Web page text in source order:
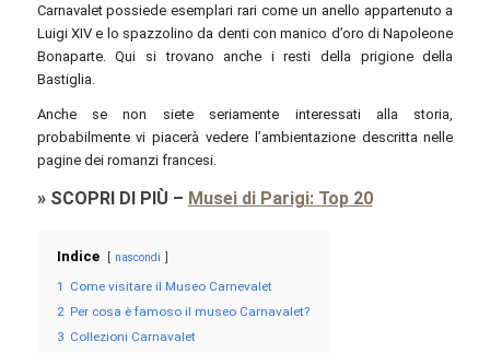
Carnavalet possiede esemplari rari come un anello appartenuto a
Luigi XIV e lo spazzolino da denti con manico d’oro di Napoleone
Bonaparte. Qui si trovano anche i resti della prigione della
Bastiglia.
Anche se non siete seriamente interessati alla storia,
probabilmente vi piacerà vedere l’ambientazione descritta nelle
pagine dei romanzi francesi.
» SCOPRI DI PIÙ – Musei di Parigi: Top 20
Indice nascondi
1
Come visitare il Museo Carnevalet
2 Per cosa è famoso il museo Carnavalet?
3 Collezioni Carnavalet